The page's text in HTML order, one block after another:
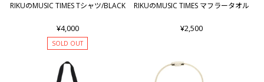
RIKUのMUSIC TIMES Tシャツ/BLACK
¥4,000
SOLD OUT
RIKUのMUSIC TIMES マフラータオル
¥2,500